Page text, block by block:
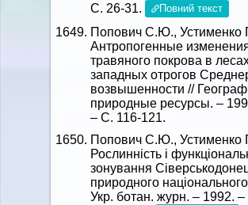
С. 26-31.
Повний текст
Попович С.Ю., Устименко
Антропогенные
травяного покрова в
западных отрогов
возвышенности //
природные ресурсы. –
– C. 116-121.
Попович С.Ю., Устименко
Рослинність і
зонування
природного
Укр. ботан. журн. – 1992. –